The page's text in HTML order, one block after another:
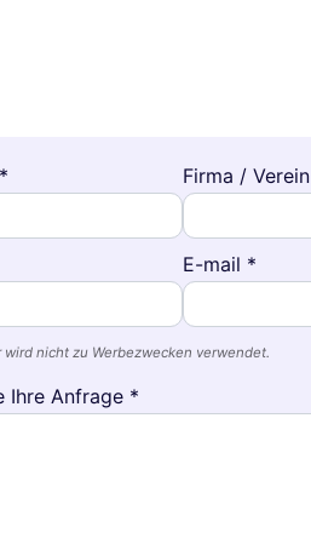
Firma / Verein
E-mail *
nicht zu Werbezwecken verwendet.
Ihre Anfrage *